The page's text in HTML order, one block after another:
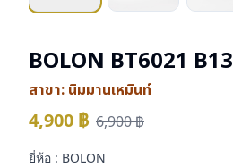
BOLON BT6021 B13
สาขา: นิมมานเหมินท์
4,900 ฿ 6,900฿
ยี่ห้อ : BOLON